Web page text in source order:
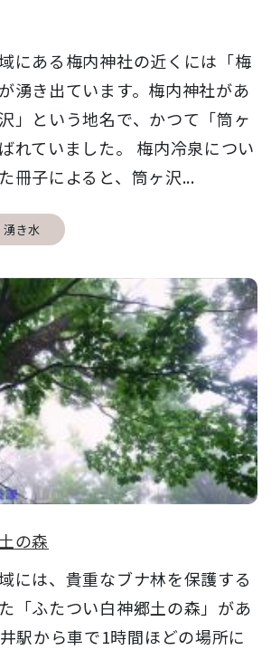
にある梅内神社の近くには「梅
湧き出ています。梅内神社があ
」という地名で、かつて「筒ヶ
れていました。 梅内冷泉につい
冊子によると、筒ヶ沢...
湧き水
の森
には、貴重なブナ林を保護する
「ふたつい白神郷土の森」があ
駅から車で1時間ほどの場所に